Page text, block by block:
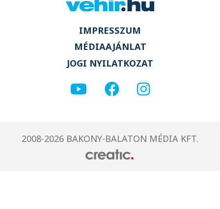
IMPRESSZUM
MÉDIAAJÁNLAT
JOGI NYILATKOZAT
2008-2026 BAKONY-BALATON MÉDIA KFT.